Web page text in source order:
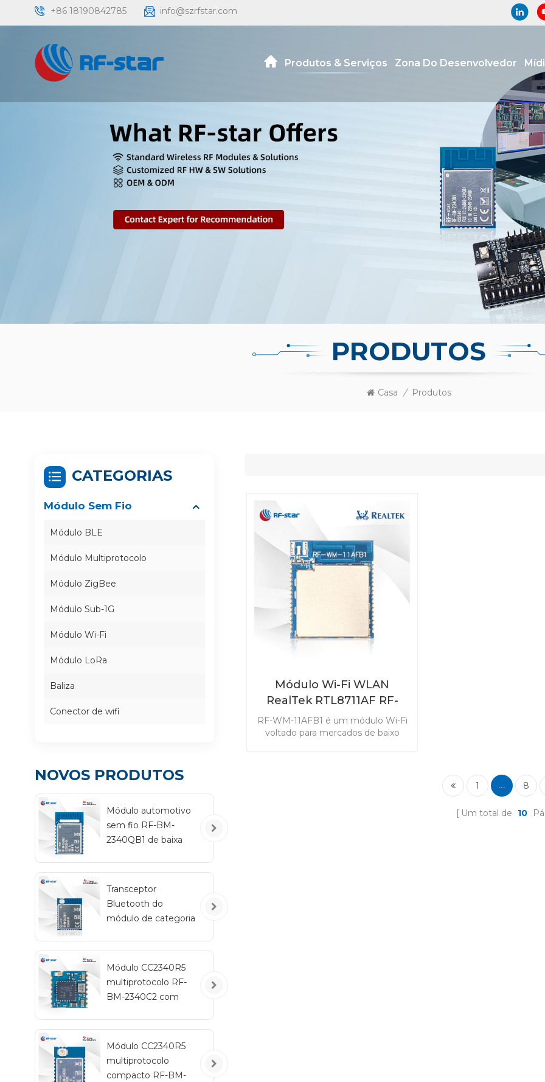
+86 18190842785 info@szrfstar.com
Produtos & Serviços Zona Do Desenvolvedor
PRODUTOS
Casa / Produtos
Módulo Wi-Fi WLAN
RealTek RTL8711AF RF-
WM-11AFB1
RF-WM-11AFB1 é um módulo Wi-Fi
voltado para mercados de baixo
1 8
Um total de 10
CATEGORIAS
Módulo Sem Fio
Módulo BLE
Módulo Multiprotocolo
Módulo ZigBee
Módulo Sub-1G
Módulo Wi-Fi
Módulo LoRa
Baliza
Conector de wifi
NOVOS PRODUTOS
Módulo automotivo
sem fio RF-BM-
2340QB1 de baixa
Transceptor
Bluetooth do
módulo de categoria
veículos
Módulo CC2340R5
multiprotocolo RF-
BM-2340C2 com
Módulo CC2340R5
multiprotocolo
compacto RF-BM-